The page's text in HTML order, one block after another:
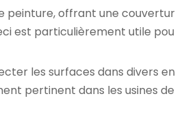
offrant une
est particulièrement utile
les surfaces dans divers
pertinent dans les usines